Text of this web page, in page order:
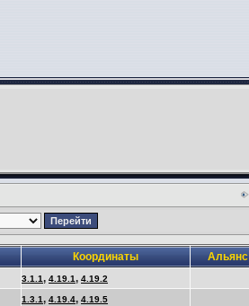
Координаты
Альянс
3.1.1, 4.19.1, 4.19.2
1.3.1, 4.19.4, 4.19.5